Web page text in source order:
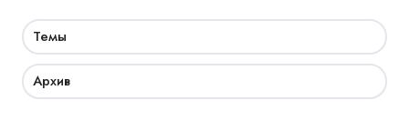
Темы
Архив